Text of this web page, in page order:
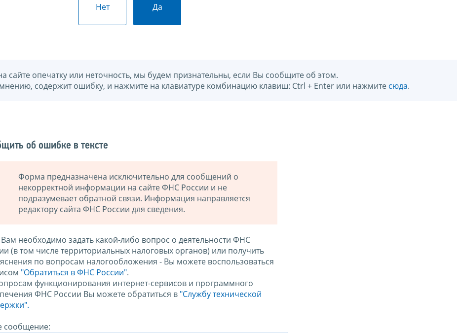
Нет Да
сайте опечатку или неточность, мы будем признательны, если Вы сообщите об этом.
содержит ошибку, и нажмите на клавиатуре комбинацию клавиш: Ctrl + Enter или нажмите сюда.
об ошибке в тексте
Форма предназначена исключительно для сообщений о
некорректной информации на сайте ФНС России и не
подразумевает обратной связи. Информация направляется
редактору сайта ФНС России для сведения.
Вам необходимо задать какой-либо вопрос о деятельности ФНС
(в том числе территориальных налоговых органов) или получить
по вопросам налогообложения - Вы можете воспользоваться
"Обратиться в ФНС России".
функционирования интернет-сервисов и программного
ФНС России Вы можете обратиться в "Службу технической
сообщение: